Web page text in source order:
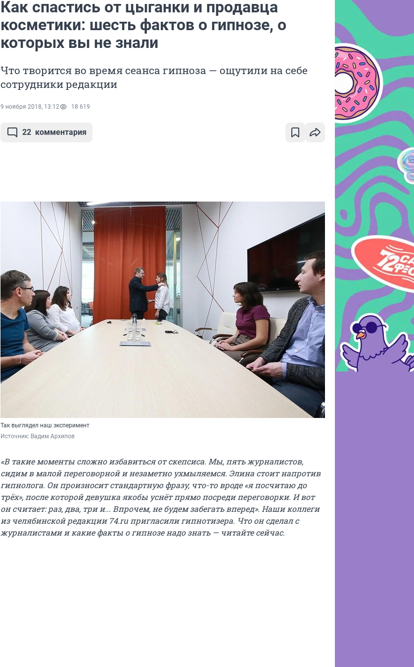
Как спастись от цыганки и продавца
косметики: шесть фактов о гипнозе, о
которых вы не знали
Что творится во время сеанса гипноза — ощутили на себе
сотрудники редакции
9 ноября 2018, 13:12 18 619
22 комментария
Так выглядел наш эксперимент
Источник: Вадим Архипов
«В такие моменты сложно избавиться от скепсиса. Мы, пять журналистов,
сидим в малой переговорной и незаметно ухмыляемся. Элина стоит напротив
гипнолога. Он произносит стандартную фразу, что-то вроде «я посчитаю до
трёх», после которой девушка якобы уснёт прямо посреди переговорки. И вот
он считает: раз, два, три и... Впрочем, не будем забегать вперед». Наши коллеги
из челябинской редакции 74.ru пригласили гипнотизера. Что он сделал с
журналистами и какие факты о гипнозе надо знать — читайте сейчас.